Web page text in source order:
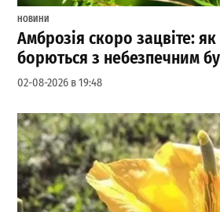
НОВИНИ
Амброзія скоро зацвіте: як
борються з небезпечним
02-08-2026 в 19:48